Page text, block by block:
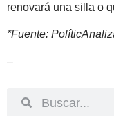
renovará una silla o
*Fuente:
–